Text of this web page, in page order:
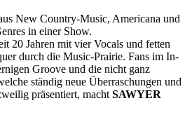
New Country-Music, Americana und
in einer Show.
20 Jahren mit vier Vocals und fetten
durch die Music-Prairie. Fans im In-
Groove und die nicht ganz
ständig neue Überraschungen und
präsentiert, macht SAWYER